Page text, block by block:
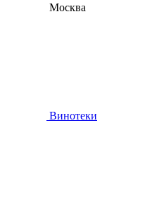
Москва
Винотеки